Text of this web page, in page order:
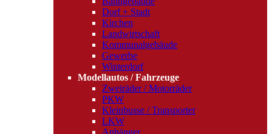
Dorf + Stadt
Kirchen
Landwirtschaft
Kommunalgebäude
Gewerbe
Winterdorf
Modellautos / Fahrzeuge
Zweiräder / Motorräder
PKW
Kleinbusse / Transporter
LKW
Anhänger